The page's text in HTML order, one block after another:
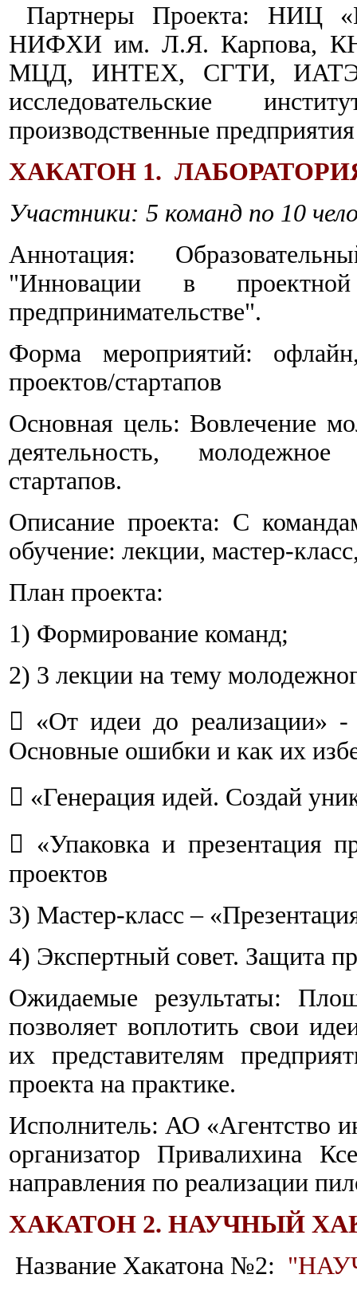
Партнеры Проекта: НИЦ
НИФХИ им. Л.Я. Карпова,
МЦД, ИНТЕХ, СГТИ,
исследовательские
производственные
ХАКАТОН 1.
Участники: 5 команд по 10
Аннотация:
"Инновации в
предпринимательстве".
Форма мероприятий:
проектов/стартапов
Основная цель: Вовлечение
деятельность, молодежное
стартапов.
Описание проекта: С
обучение: лекции, мастер-
План проекта:
1) Формирование команд;
2) 3 лекции на тему
 «От идеи до реализации» -
Основные ошибки и как их
 «Генерация идей. Создай
 «Упаковка и презентация
проектов
3) Мастер-класс –
4) Экспертный совет. Защита
Ожидаемые результаты:
позволяет воплотить свои
их представителям
проекта на практике.
Исполнитель: АО «Агентство
организатор Привалихина
направления по реализации
ХАКАТОН 2. НАУЧНЫЙ
Название Хакатона №2: